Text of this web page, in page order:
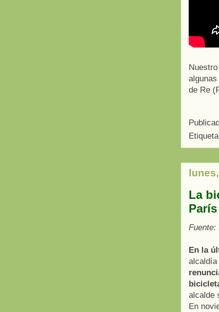
de Re
La
París
Fuente:
En la
alcalde
En